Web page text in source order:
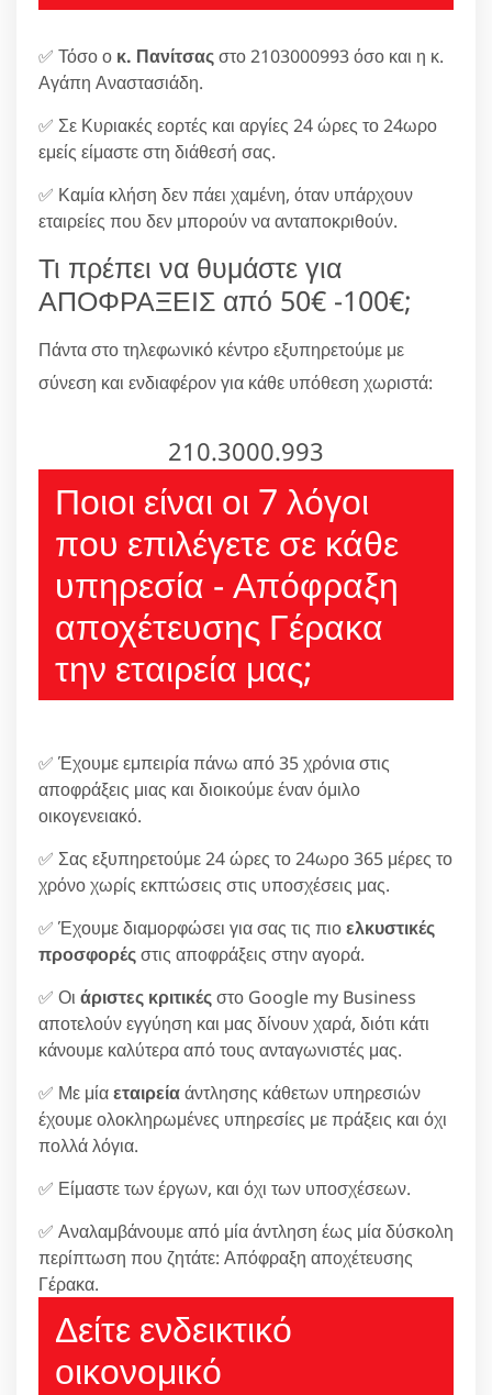
✅ Τόσο ο κ. Πανίτσαςστο 2103000993 όσο και η κ.
Αγάπη Αναστασιάδη.
✅ Σε Κυριακές εορτές και αργίες 24 ώρες το 24ωρο
εμείς είμαστε στη διάθεσή σας.
✅ Καμία κλήση δεν πάει χαμένη, όταν υπάρχουν
εταιρείες που δεν μπορούν να ανταποκριθούν.
Τι πρέπει να θυμάστε για
ΑΠΟΦΡΑΞΕΙΣ από 50€ -100€;
Πάντα στο τηλεφωνικό κέντρο εξυπηρετούμε με
σύνεση και ενδιαφέρον για κάθε υπόθεση χωριστά:
210.3000.993
Ποιοι είναι οι 7 λόγοι
που επιλέγετε σε κάθε
υπηρεσία - Απόφραξη
αποχέτευσης Γέρακα
την εταιρεία μας;
✅ Έχουμε εμπειρία πάνω από 35 χρόνια στις
αποφράξεις μιας και διοικούμε έναν όμιλο
οικογενειακό.
✅ Σας εξυπηρετούμε 24 ώρες το 24ωρο 365 μέρες το
χρόνο χωρίς εκπτώσεις στις υποσχέσεις μας.
✅ Έχουμε διαμορφώσει για σας τις πιοελκυστικές
προσφορέςστις αποφράξεις στην αγορά.
✅ Οι άριστες κριτικέςστο Google my Business
αποτελούν εγγύηση και μας δίνουν χαρά, διότι κάτι
κάνουμε καλύτερα από τους ανταγωνιστές μας.
✅ Με μίαεταιρείαάντλησης κάθετων υπηρεσιών
έχουμε ολοκληρωμένες υπηρεσίες με πράξεις και όχι
πολλά λόγια.
✅ Είμαστε των έργων, και όχι των υποσχέσεων.
✅ Αναλαμβάνουμε από μία άντληση έως μία δύσκολη
περίπτωση που ζητάτε: Απόφραξη αποχέτευσης
Γέρακα.
Δείτε ενδεικτικό
οικονομικό